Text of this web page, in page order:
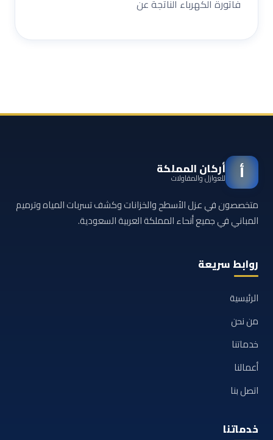
فاتورة الكهرباء الناتجة عن
أ أركان المملكة
للعوازل والمقاولات
متخصصون في عزل الأسطح والخزانات وكشف تسربات المياه وترميم
المباني في جميع أنحاء المملكة العربية السعودية.
روابط سريعة
الرئيسية
من نحن
خدماتنا
أعمالنا
اتصل بنا
خدماتنا